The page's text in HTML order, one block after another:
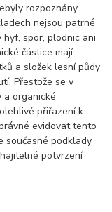
rozpoznány,
nejsou patrné
spor, plodnic ani
částice mají
a složek lesní půdy
Přestože se v
a organické
přiřazení k
evidovat tento
současné podklady
potvrzení